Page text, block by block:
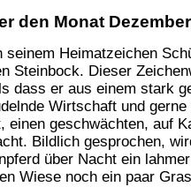
Monat Dezember
seinem Heimatzeichen
Steinbock. Dieser
dass er aus einem stark
Wirtschaft und gerne
einen geschwächten, auf
Bildlich gesprochen,
über Nacht ein
Wiese noch ein paar